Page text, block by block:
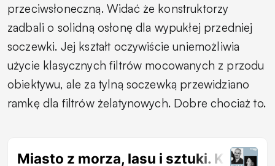
przeciwsłoneczną. Widać że konstruktorzy
zadbali o solidną osłonę dla wypukłej przedniej
soczewki. Jej kształt oczywiście uniemożliwia
użycie klasycznych filtrów mocowanych z przodu
obiektywu, ale za tylną soczewką przewidziano
ramkę dla filtrów żelatynowych. Dobre chociaż to.